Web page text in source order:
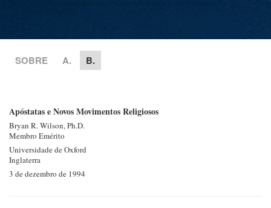
SOBRE A. B.
Apóstatas e Novos Movimentos Religiosos
Bryan R. Wilson, Ph.D.
Membro Emérito
Universidade de Oxford
Inglaterra
3 de dezembro de 1994